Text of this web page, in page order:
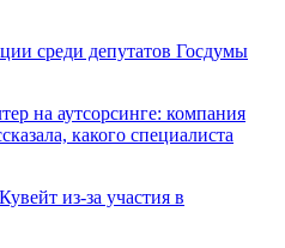
среди депутатов Госдумы
на аутсорсинге: компания
какого специалиста
из-за участия в